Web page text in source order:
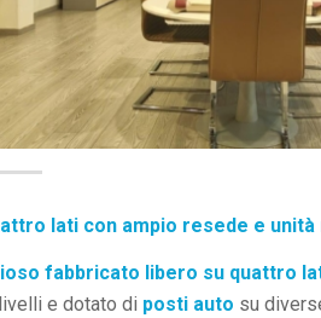
lati con ampio resede e
fabbricato libero su quattro
e dotato di posti auto su